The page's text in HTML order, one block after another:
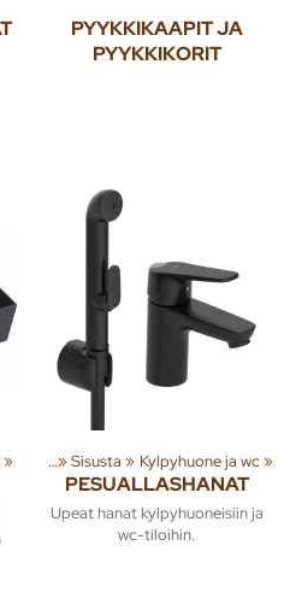
PYYKKIKAAPIT JA
PYYKKIKORIT
‪» ‪»Sisusta ‪» Kylpyhuone ja wc‪»
PESUALLASHANAT
Upeat hanat kylpyhuoneisiin ja
wc-tiloihin.